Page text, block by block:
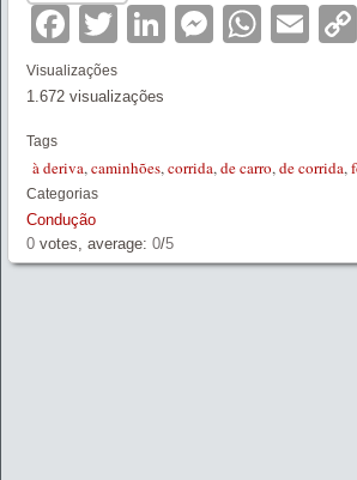
Facebook
TwitterLinkedIn
Visualizações
1.672 visualizações
Tags
à deriva,caminhões,corrida,de carro,de corrida,
Categorias
Condução
0 votes, average: 0/5